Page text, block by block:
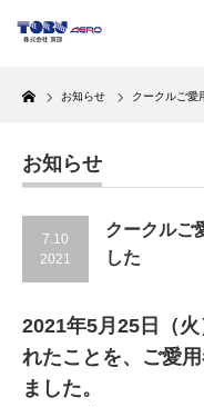
Home
お知らせ クークルご愛
お知らせ
7.10
2021
クークルご
した
2021年5月25日（
れたことを、ご愛
ました。